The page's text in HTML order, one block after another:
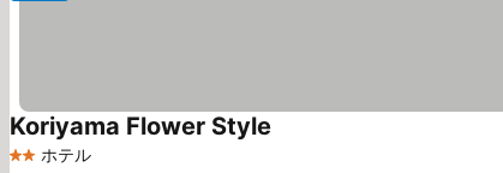
2 ホテルのランク
ホテル
Koriyama Flower Style